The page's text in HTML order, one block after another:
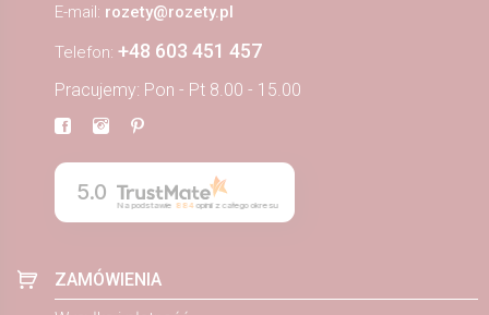
E-mail: rozety@rozety.pl
Telefon: +48 603 451 457
Pracujemy: Pon - Pt 8.00 - 15.00
5.0
Na podstawie 884opinii z całego okresu
ZAMÓWIENIA